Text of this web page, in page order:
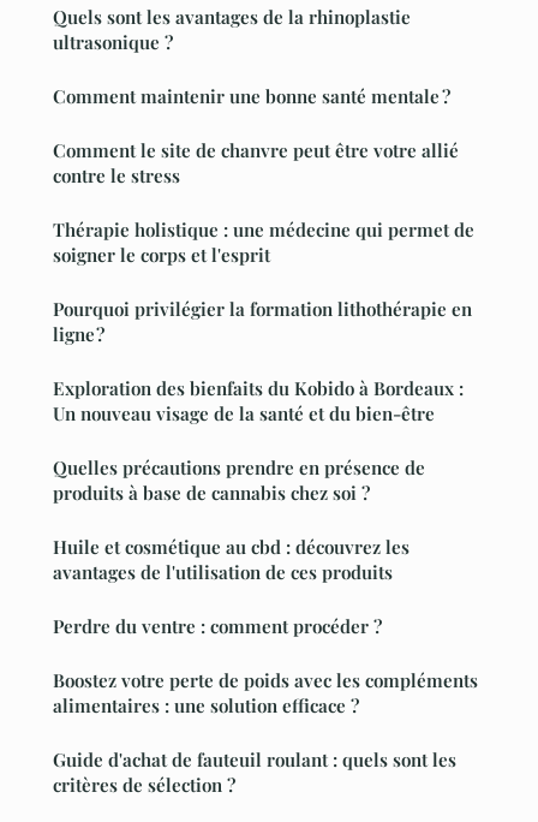
Quels sont les avantages de la rhinoplastie
ultrasonique ?
Comment maintenir une bonne santé mentale ?
Comment le site de chanvre peut être votre allié
contre le stress
Thérapie holistique : une médecine qui permet de
soigner le corps et l'esprit
Pourquoi privilégier la formation lithothérapie en
ligne ?
Exploration des bienfaits du Kobido à Bordeaux :
Un nouveau visage de la santé et du bien-être
Quelles précautions prendre en présence de
produits à base de cannabis chez soi ?
Huile et cosmétique au cbd : découvrez les
avantages de l'utilisation de ces produits
Perdre du ventre : comment procéder ?
Boostez votre perte de poids avec les compléments
alimentaires : une solution efficace ?
Guide d'achat de fauteuil roulant : quels sont les
critères de sélection ?